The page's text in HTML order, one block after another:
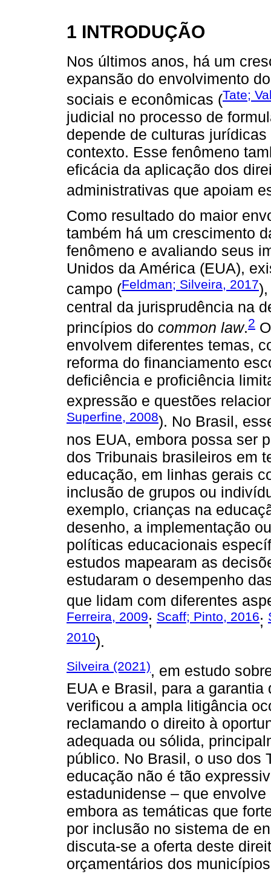
1 INTRODUÇÃO
Nos últimos anos, há um
expansão do envolvimento
sociais e econômicas (Tate;
judicial no processo de
depende de culturas
contexto. Esse fenômeno
eficácia da aplicação dos
administrativas que apoiam
Como resultado do maior
também há um crescimento
fenômeno e avaliando seus
Unidos da América (EUA),
campo (Feldman; Silveira, 2017
central da jurisprudência na
princípios do common law.2
envolvem diferentes temas,
reforma do financiamento
deficiência e proficiência
expressão e questões
Superfine, 2008). No Brasil,
nos EUA, embora possa ser
dos Tribunais brasileiros em
educação, em linhas gerais
inclusão de grupos ou
exemplo, crianças na
desenho, a implementação
políticas educacionais
estudos mapearam as
estudaram o desempenho
que lidam com diferentes
Ferreira, 2009; Scaff; Pinto, 2016;
2010).
Silveira (2021), em estudo
EUA e Brasil, para a
verificou a ampla litigância
reclamando o direito à
adequada ou sólida,
público. No Brasil, o uso dos
educação não é tão
estadunidense – que
embora as temáticas que
por inclusão no sistema de
discuta-se a oferta deste
orçamentários dos